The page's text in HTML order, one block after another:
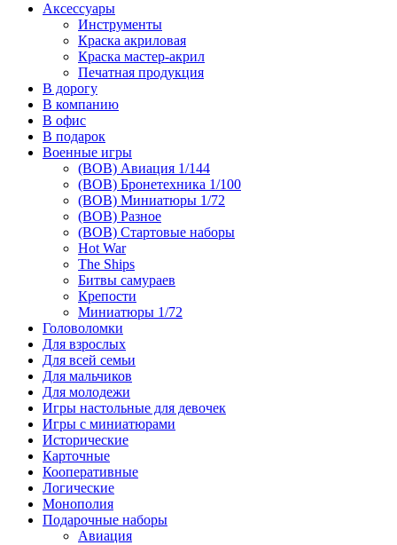
Аксессуары
Инструменты
Краска акриловая
Краска мастер-акрил
Печатная продукция
В дорогу
В компанию
В офис
В подарок
Военные игры
(ВОВ) Авиация 1/144
(ВОВ) Бронетехника 1/100
(ВОВ) Миниатюры 1/72
(ВОВ) Разное
(ВОВ) Стартовые наборы
Hot War
The Ships
Битвы самураев
Крепости
Миниатюры 1/72
Головоломки
Для взрослых
Для всей семьи
Для мальчиков
Для молодежи
Игры настольные для девочек
Игры с миниатюрами
Исторические
Карточные
Кооперативные
Логические
Монополия
Подарочные наборы
Авиация